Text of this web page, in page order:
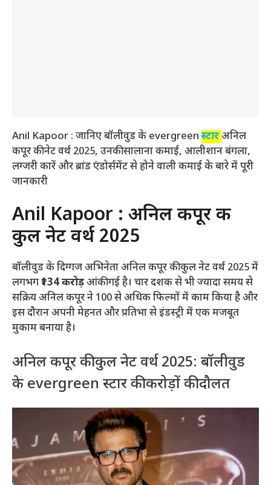
Anil Kapoor : जानिए बॉलीवुड के evergreen स्टारअनिल
कपूर की नेट वर्थ 2025, उनकी सालाना कमाई, आलीशान बंगला,
लग्जरी कारें और ब्रांड एंडोर्समेंट से होने वाली कमाई के बारे में पूरी
जानकारी
Anil Kapoor : अनिल कपूर की
कुल नेट वर्थ 2025
बॉलीवुड के दिग्गज अभिनेता अनिल कपूर की कुल नेट वर्थ 2025 में
लगभग₹134 करोड़आंकी गई है। चार दशक से भी ज्यादा समय से
सक्रिय अनिल कपूर ने 100 से अधिक फिल्मों में काम किया है और
इस दौरान अपनी मेहनत और प्रतिभा से इंडस्ट्री में एक मजबूत
मुकाम बनाया है।
अनिल कपूर की कुल नेट वर्थ 2025: बॉलीवुड
के evergreen स्टार की करोड़ों की दौलत